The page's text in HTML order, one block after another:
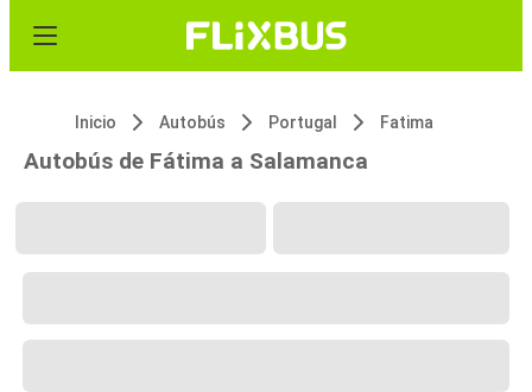
Inicio Autobús Portugal Fatima
Autobús de Fátima a Salamanca